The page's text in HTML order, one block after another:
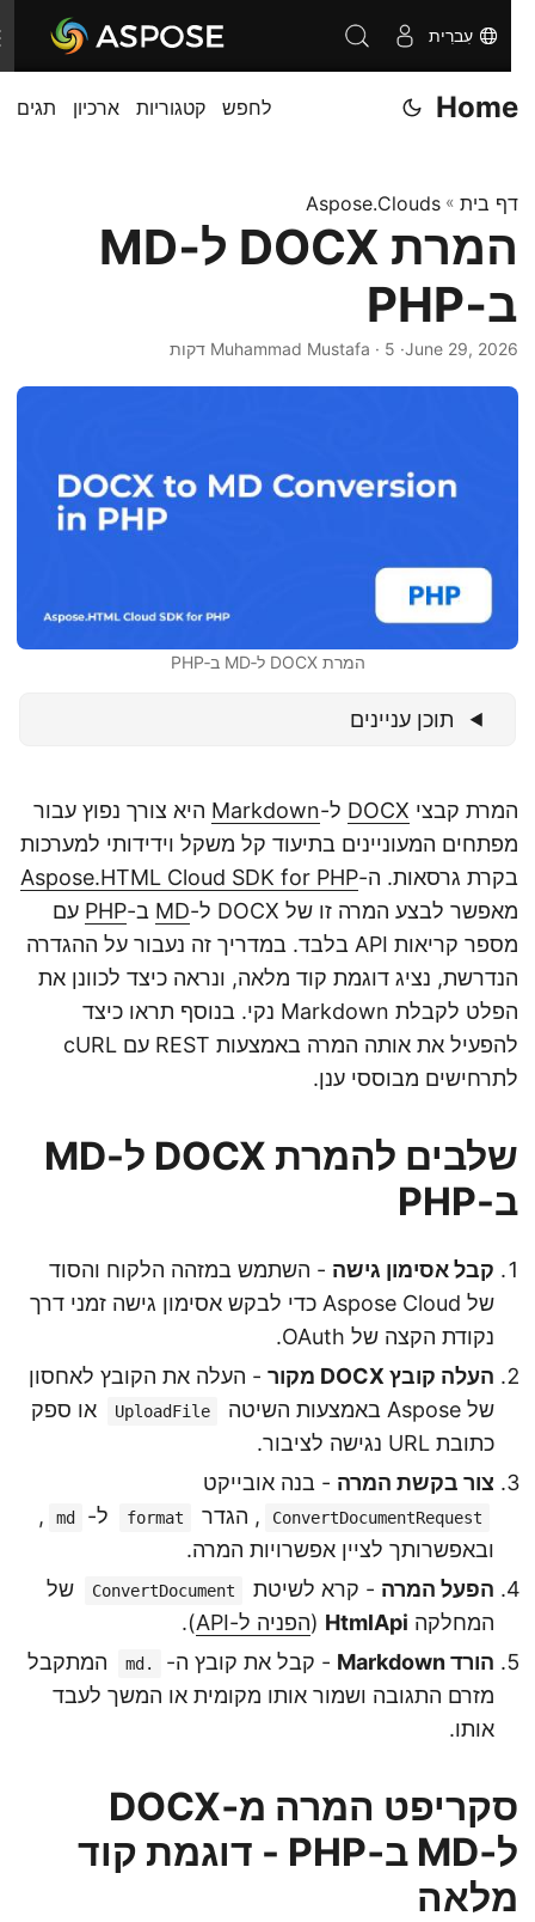
עִברִית
Home לחפש קטגוריות ארכיון תגים
דף בית»
Aspose.Clouds
המרת DOCX ל‑MD
ב‑PHP
June 29, 2026· Muhammad Mustafa · 5 דקות
המרת DOCX ל‑MD ב‑PHP
תוכן עניינים
המרת קבציDOCXל-Markdownהיא צורך נפוץ עבור
מפתחים המעוניינים בתיעוד קל משקל וידידותי למערכות
בקרת גרסאות. ה-Aspose.HTML Cloud SDK for PHP
מאפשר לבצע המרה זו של DOCX ל-
MDב-PHPעם
מספר קריאות API בלבד. במדריך זה נעבור על ההגדרה
הנדרשת, נציג דוגמת קוד מלאה, ונראה כיצד לכוונן את
הפלט לקבלת Markdown נקי. בנוסף תראו כיצד
להפעיל את אותה המרה באמצעות REST עם cURL
לתרחישים מבוססי ענן.
שלבים להמרת DOCX ל-MD
ב-PHP
קבל אסימון גישה- השתמש במזהה הלקוח והסוד
של Aspose Cloud כדי לבקש אסימון גישה זמני דרך
נקודת הקצה של OAuth.
העלה קובץ DOCX מקור
- העלה את הקובץ לאחסון
של Aspose באמצעות השיטה
UploadFile
או ספק
כתובת URL נגישה לציבור.
צור בקשת המרה- בנה אובייקט
ConvertDocumentRequest , הגדר format ל- md
ובאפשרותך לציין אפשרויות המרה.
הפעל המרה- קרא לשיטת ConvertDocument
של
המחלקהHtmlApi
( הפניה ל-API
).
הורד Markdown
- קבל את קובץ ה-
המתקבל
מזרם התגובה ושמור אותו מקומית או המשך לעבד
אותו.
סקריפט המרה מ‑DOCX
ל‑MD ב‑PHP - דוגמת קוד
מלאה